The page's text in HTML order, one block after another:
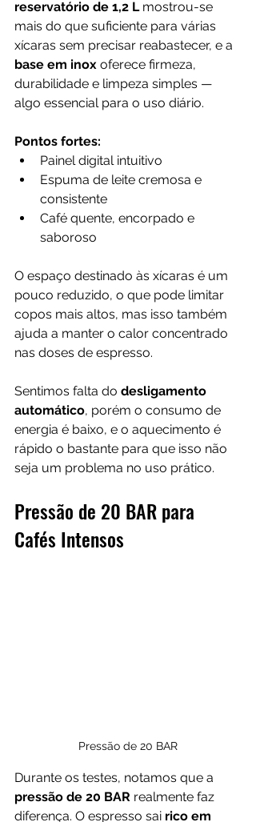
reservatório de 1,2 L mostrou-se
mais do que suficiente para várias
xícaras sem precisar reabastecer, e a
base em inox oferece firmeza,
durabilidade e limpeza simples —
algo essencial para o uso diário.
Pontos fortes:
Painel digital intuitivo
Espuma de leite cremosa e
consistente
Café quente, encorpado e
saboroso
O espaço destinado às xícaras é um
pouco reduzido, o que pode limitar
copos mais altos, mas isso também
ajuda a manter o calor concentrado
nas doses de espresso.
Sentimos falta do desligamento
automático, porém o consumo de
energia é baixo, e o aquecimento é
rápido o bastante para que isso não
seja um problema no uso prático.
Pressão de 20 BAR para
Cafés Intensos
Pressão de 20 BAR
Durante os testes, notamos que a
pressão de 20 BAR realmente faz
diferença. O espresso sai rico em